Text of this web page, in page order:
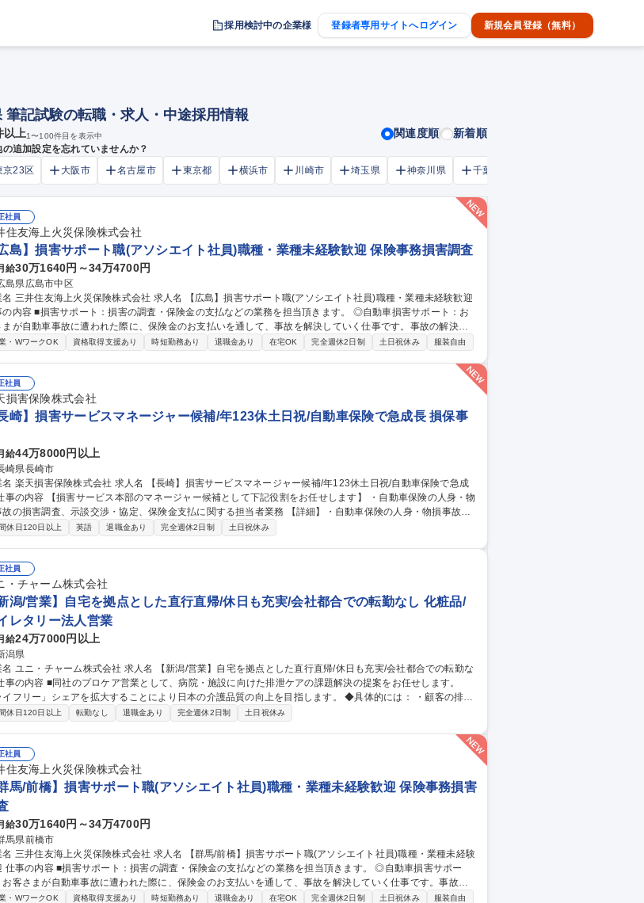
採用検討中の企業様 登録者専用サイトへログイン 新規会員登録（無料）
筆記試験の転職・求人・中途採用情報
以上1〜100件目を表示中 関連度順 新着順
の追加設定を忘れていませんか？
京23区
大阪市 名古屋市 東京都 横浜市 川崎市 埼玉県 神奈川県 千葉市
社員
住友海上火災保険株式会社
広島】損害サポート職(アソシエイト社員)職種・業種未経験歓迎 保険事務損害調査
給30万1640円～34万4700円
島県広島市中区
友海上火災保険株式会社 求人名 【広島】損害サポート職(アソシエイト社員)職種・業種未経験歓迎
の内容 ■損害サポート：損害の調査・保険金の支払などの業務を担当頂きます。 ◎自動車損害サポート：お
まが自動車事故に遭われた際に、保険金のお支払いを通して、事故を解決していく仕事です。事故の解決ま
当いただくこともあります。 ◎火災/新種/傷病/海外旅行損害サポート：火災/賠償責任/傷病など様々な保険種
・WワークOK 資格取得支援あり 時短勤務あり 退職金あり 在宅OK 完全週休2日制 土日祝休み 服装自由
社員
損害保険株式会社
長崎】損害サービスマネージャー候補/年123休土日祝/自動車保険で急成長 損保事
給44万8000円以上
崎県長崎市
保険株式会社 求人名 【長崎】損害サービスマネージャー候補/年123休土日祝/自動車保険で急成
損害調査、示談交渉・協定、保険金支払に関する担当者業務 【詳細】・自動車保険の人身・物損事故の
調査、示談交渉・協定、保険金支払に関する担当者業務※能力・実績に応じて、将来的にマネージャーを担
ビスの形を創造していく人材を求めています。 募集職種 【長崎】損害サービスマネージャー候補/年123
日祝/自動車保険で急成長
休日120日以上 英語 退職金あり 完全週休2日制 土日祝休み
社員
・チャーム株式会社
新潟/営業】自宅を拠点とした直行直帰/休日も充実/会社都合での転勤なし 化粧品/
レタリー法人営業
給24万7000円以上
潟県
ャーム株式会社 求人名 【新潟/営業】自宅を拠点とした直行直帰/休日も充実/会社都合での転勤な
イフリー」シェアを拡大することにより日本の介護品質の向上を目指します。 ◆具体的には： ・顧客の排泄
に関する課題やニーズのヒアリングと改善提案 ・製品の正しい使用方法の案内・勉強会の実施（実際に成人
を拠点とした直行直帰/休日も充実/会社都合での転勤なし
休日120日以上 転勤なし 退職金あり 完全週休2日制 土日祝休み
社員
住友海上火災保険株式会社
群馬/前橋】損害サポート職(アソシエイト社員)職種・業種未経験歓迎 保険事務損害
給30万1640円～34万4700円
馬県前橋市
友海上火災保険株式会社 求人名 【群馬/前橋】損害サポート職(アソシエイト社員)職種・業種未経験
サポー
お客さまが自動車事故に遭われた際に、保険金のお支払いを通して、事故を解決していく仕事です。事故の
い品質のサービスを提供します。※実務について入社後は過失割合の発
・WワークOK 資格取得支援あり 時短勤務あり 退職金あり 在宅OK 完全週休2日制 土日祝休み 服装自由